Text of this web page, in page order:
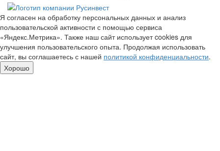
Я согласен на обработку персональных данных и анализ
пользовательской активности с помощью сервиса
«Яндекс.Метрика». Также наш сайт использует cookies для
улучшения пользовательского опыта. Продолжая использовать
сайт, вы соглашаетесь с нашей политикой конфиденциальности.
Хорошо